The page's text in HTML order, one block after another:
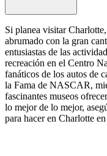
Si planea visitar
abrumado con la gran
entusiastas de las
recreación en el Centro
fanáticos de los autos de
la Fama de NASCAR,
fascinantes museos
lo mejor de lo mejor,
para hacer en Charlotte